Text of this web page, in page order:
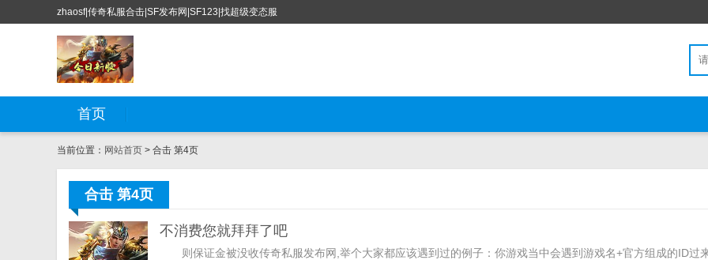
zhaosf|传奇私服合击|SF发布网|SF123|找超级变态服
首页
当前位置： 网站首页 > 合击 第4页
合击 第4页
不消费您就拜拜了吧
则保证金被没收传奇私服发布网,举个大家都应该遇到过的例子：你游戏当中会遇到游戏名+官方组成的ID过